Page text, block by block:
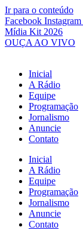
Ir para o conteúdo
Facebook Instagram
Mídia Kit 2026
OUÇA AO VIVO
Inicial
A Rádio
Equipe
Programação
Jornalismo
Anuncie
Contato
Inicial
A Rádio
Equipe
Programação
Jornalismo
Anuncie
Contato